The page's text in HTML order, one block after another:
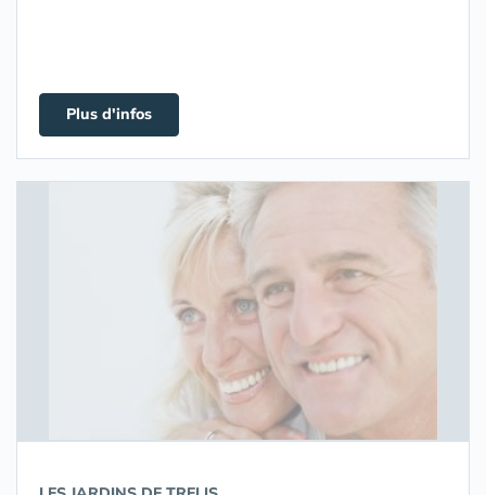
Plus d'infos